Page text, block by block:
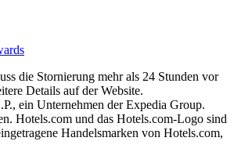
die Stornierung mehr als 24 Stunden vor
Details auf der Website.
ein Unternehmen der Expedia Group.
Hotels.com und das Hotels.com-Logo sind
Handelsmarken von Hotels.com,